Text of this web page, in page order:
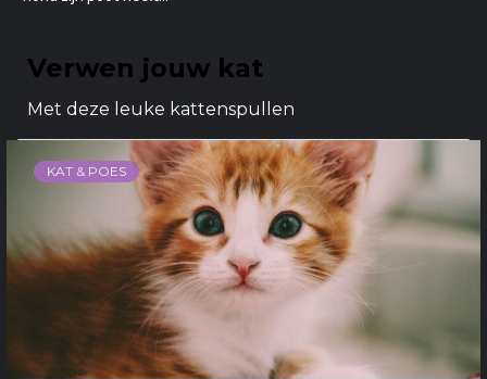
Verwen jouw kat
Met deze leuke kattenspullen
KAT & POES